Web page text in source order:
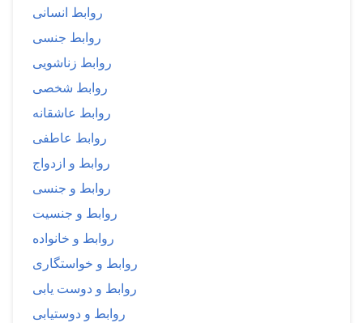
روابط انسانی
روابط جنسی
روابط زناشویی
روابط شخصی
روابط عاشقانه
روابط عاطفی
روابط و ازدواج
روابط و جنسی
روابط و جنسیت
روابط و خانواده
روابط و خواستگاری
روابط و دوست یابی
روابط و دوستیابی